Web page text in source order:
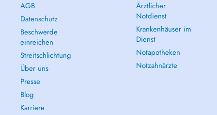
AGB
Datenschutz
Beschwerde
einreichen
Streitschlichtung
Über uns
Presse
Blog
Karriere
Ärztlicher
Notdienst
Krankenhäuser im
Dienst
Notapotheken
Notzahnärzte